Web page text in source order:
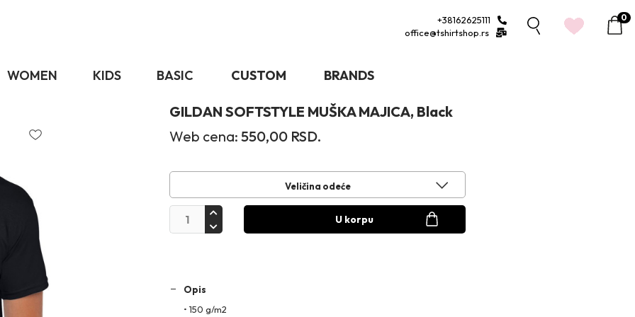
WOMEN KIDS BASIC CUSTOM BRANDS
+38162625111
office@tshirtshop.rs
0
GILDAN SOFTSTYLE MUŠKA MAJICA, Black
Web cena: 550,00 RSD.
Veličina odeće
U korpu
Opis
• 150 g/m2